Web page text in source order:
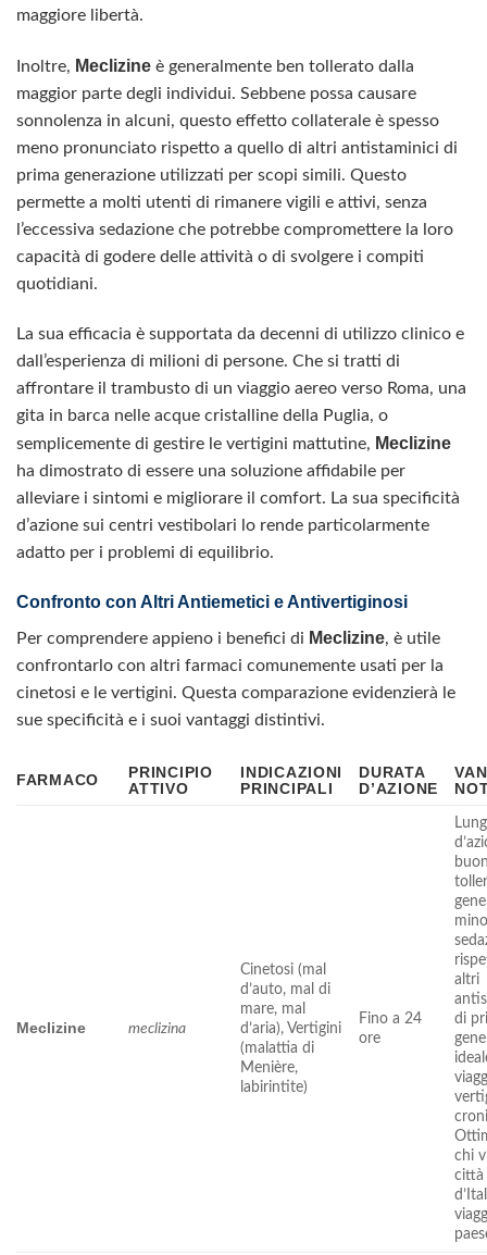
maggiore libertà.
Inoltre, Meclizine è generalmente ben tollerato dalla
maggior parte degli individui. Sebbene possa causare
sonnolenza in alcuni, questo effetto collaterale è spesso
meno pronunciato rispetto a quello di altri antistaminici di
prima generazione utilizzati per scopi simili. Questo
permette a molti utenti di rimanere vigili e attivi, senza
l’eccessiva sedazione che potrebbe compromettere la loro
capacità di godere delle attività o di svolgere i compiti
quotidiani.
La sua efficacia è supportata da decenni di utilizzo clinico e
dall’esperienza di milioni di persone. Che si tratti di
affrontare il trambusto di un viaggio aereo verso Roma, una
gita in barca nelle acque cristalline della Puglia, o
semplicemente di gestire le vertigini mattutine, Meclizine
ha dimostrato di essere una soluzione affidabile per
alleviare i sintomi e migliorare il comfort. La sua specificità
d’azione sui centri vestibolari lo rende particolarmente
adatto per i problemi di equilibrio.
Confronto con Altri Antiemetici e Antivertiginosi
Per comprendere appieno i benefici di Meclizine, è utile
confrontarlo con altri farmaci comunemente usati per la
cinetosi e le vertigini. Questa comparazione evidenzierà le
sue specificità e i suoi vantaggi distintivi.
FARMACO
PRINCIPIO
ATTIVO
INDICAZIONI
PRINCIPALI
DURATA
D’AZIONE
Meclizine meclizina
Cinetosi (mal
d’auto, mal di
mare, mal
d’aria), Vertigini
(malattia di
Menière,
labirintite)
Fino a 24
ore
altri
di
chi
città